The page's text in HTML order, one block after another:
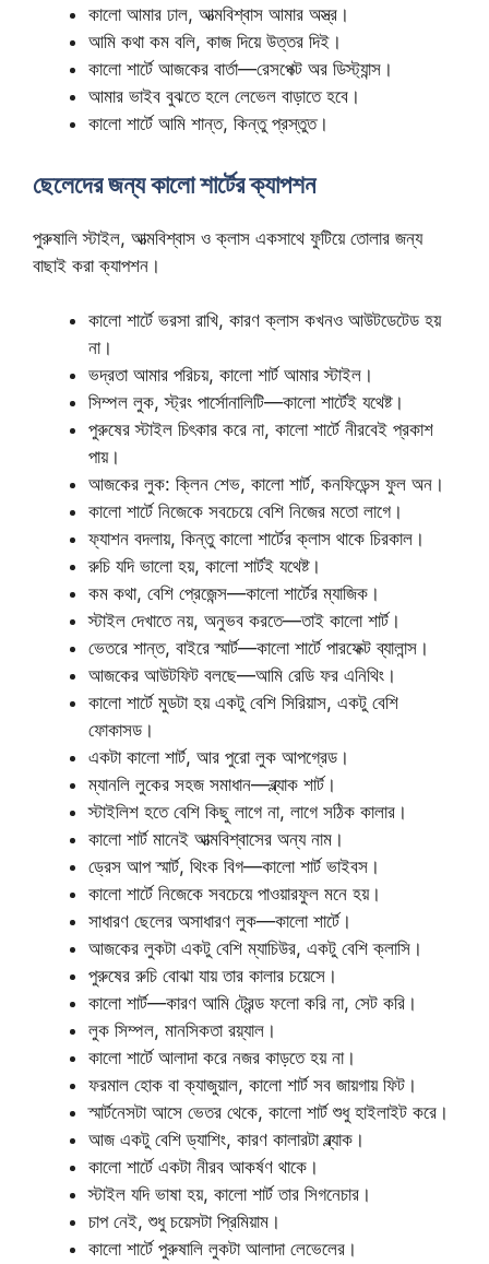
কালো আমার ঢাল, আত্মবিশ্বাস আমার অস্ত্র।
আমি কথা কম বলি, কাজ দিয়ে উত্তর দিই।
কালো শার্টে আজকের বার্তা—রেসপেক্ট অর ডিস্ট্যান্স।
আমার ভাইব বুঝতে হলে লেভেল বাড়াতে হবে।
কালো শার্টে আমি শান্ত, কিন্তু প্রস্তুত।
ছেলেদের জন্য কালো শার্টের ক্যাপশন
পুরুষালি স্টাইল, আত্মবিশ্বাস ও ক্লাস একসাথে ফুটিয়ে তোলার জন্য
বাছাই করা ক্যাপশন।
কালো শার্টে ভরসা রাখি, কারণ ক্লাস কখনও আউটডেটেড হয়
না।
ভদ্রতা আমার পরিচয়, কালো শার্ট আমার স্টাইল।
সিম্পল লুক, স্ট্রং পার্সোনালিটি—কালো শার্টেই যথেষ্ট।
পুরুষের স্টাইল চিৎকার করে না, কালো শার্টে নীরবেই প্রকাশ
পায়।
আজকের লুক: ক্লিন শেভ, কালো শার্ট, কনফিডেন্স ফুল অন।
কালো শার্টে নিজেকে সবচেয়ে বেশি নিজের মতো লাগে।
ফ্যাশন বদলায়, কিন্তু কালো শার্টের ক্লাস থাকে চিরকাল।
রুচি যদি ভালো হয়, কালো শার্টই যথেষ্ট।
কম কথা, বেশি প্রেজেন্স—কালো শার্টের ম্যাজিক।
স্টাইল দেখাতে নয়, অনুভব করতে—তাই কালো শার্ট।
ভেতরে শান্ত, বাইরে স্মার্ট—কালো শার্টে পারফেক্ট ব্যালান্স।
আজকের আউটফিট বলছে—আমি রেডি ফর এনিথিং।
কালো শার্টে মুডটা হয় একটু বেশি সিরিয়াস, একটু বেশি
ফোকাসড।
একটা কালো শার্ট, আর পুরো লুক আপগ্রেড।
ম্যানলি লুকের সহজ সমাধান—ব্ল্যাক শার্ট।
স্টাইলিশ হতে বেশি কিছু লাগে না, লাগে সঠিক কালার।
কালো শার্ট মানেই আত্মবিশ্বাসের অন্য নাম।
ড্রেস আপ স্মার্ট, থিংক বিগ—কালো শার্ট ভাইবস।
কালো শার্টে নিজেকে সবচেয়ে পাওয়ারফুল মনে হয়।
সাধারণ ছেলের অসাধারণ লুক—কালো শার্টে।
আজকের লুকটা একটু বেশি ম্যাচিউর, একটু বেশি ক্লাসি।
পুরুষের রুচি বোঝা যায় তার কালার চয়েসে।
কালো শার্ট—কারণ আমি ট্রেন্ড ফলো করি না, সেট করি।
লুক সিম্পল, মানসিকতা রয়্যাল।
কালো শার্টে আলাদা করে নজর কাড়তে হয় না।
ফরমাল হোক বা ক্যাজুয়াল, কালো শার্ট সব জায়গায় ফিট।
স্মার্টনেসটা আসে ভেতর থেকে, কালো শার্ট শুধু হাইলাইট করে।
আজ একটু বেশি ড্যাশিং, কারণ কালারটা ব্ল্যাক।
কালো শার্টে একটা নীরব আকর্ষণ থাকে।
স্টাইল যদি ভাষা হয়, কালো শার্ট তার সিগনেচার।
চাপ নেই, শুধু চয়েসটা প্রিমিয়াম।
কালো শার্টে পুরুষালি লুকটা আলাদা লেভেলের।